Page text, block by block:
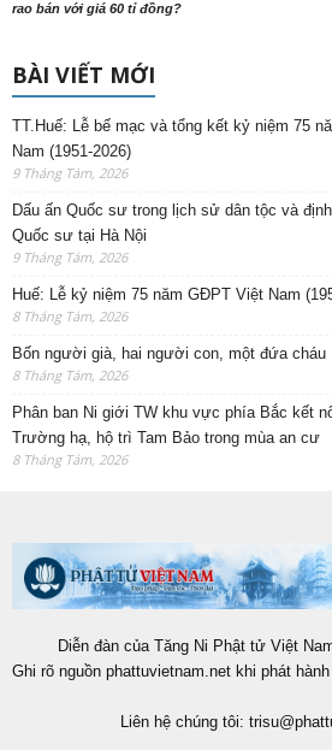
rao bán với giá 60 tỉ đồng?
BÀI VIẾT MỚI
TT.Huế: Lễ bế mạc và tổng kết kỷ niệm 75
Nam (1951-2026)
9 Tháng Tám, 2026
Dấu ấn Quốc sư trong lịch sử dân tộc và
Quốc sư tại Hà Nội
9 Tháng Tám, 2026
Huế: Lễ kỷ niệm 75 năm GĐPT Việt Nam
8 Tháng Tám, 2026
Bốn người già, hai người con, một đứa cháu
8 Tháng Tám, 2026
Phân ban Ni giới TW khu vực phía Bắc kết
Trường hạ, hộ trì Tam Bảo trong mùa an cư
8 Tháng Tám, 2026
Diễn đàn của Tăng Ni Phật tử Việt
Ghi rõ nguồn phattuvietnam.net khi phát
Liên hệ chúng tôi: